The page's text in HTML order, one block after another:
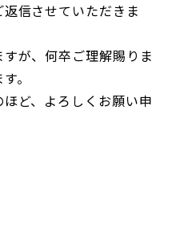
信させていただきま
が、何卒ご理解賜りま
。
ど、よろしくお願い申